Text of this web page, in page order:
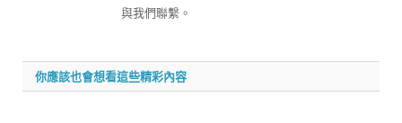
與我們聯繫。
你應該也會想看這些精彩內容